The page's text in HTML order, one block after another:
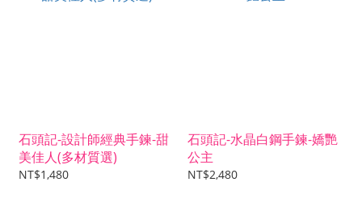
石頭記-設計師經典手鍊-甜
美佳人(多材質選)
NT$1,480
石頭記-水晶白鋼手鍊-嬌艷
公主
NT$2,480